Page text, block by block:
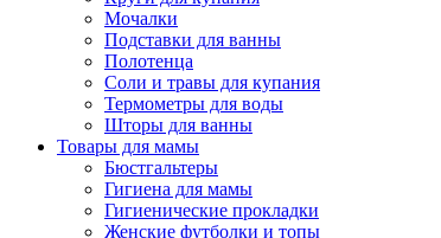
Мочалки
Подставки для ванны
Полотенца
Соли и травы для купания
Термометры для воды
Шторы для ванны
Товары для мамы
Бюстгальтеры
Гигиена для мамы
Гигиенические прокладки
Женские футболки и топы